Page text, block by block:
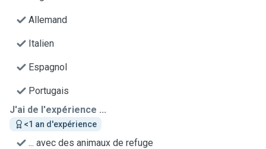
Allemand
Italien
Espagnol
Portugais
J'ai de l'expérience ...
<1 an d'expérience
... avec des animaux de refuge